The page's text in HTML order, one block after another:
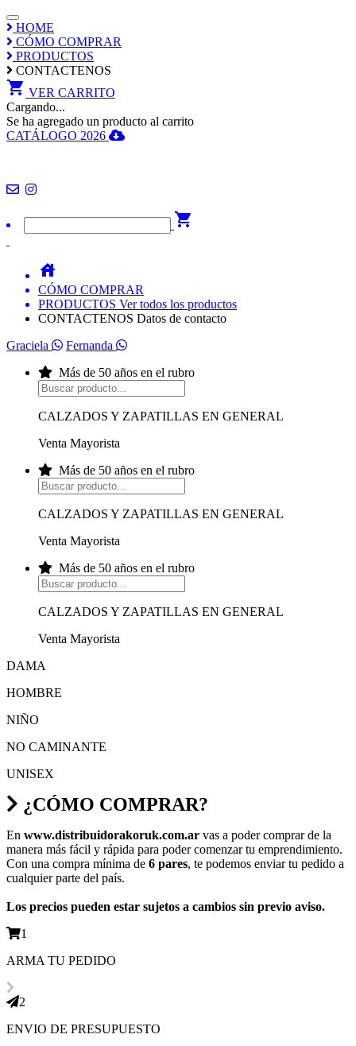
HOME
CÓMO COMPRAR
PRODUCTOS
CONTACTENOS
shopping_cart VER CARRITO
Cargando...
Se ha agregado un producto al carrito
CATÁLOGO 2026
shopping_cart
house
CÓMO COMPRAR
PRODUCTOS Ver todos los productos
CONTACTENOS Datos de contacto
Graciela
Fernanda
Más de 50 años en el rubro
CALZADOS Y ZAPATILLAS EN GENERAL
Venta Mayorista
Más de 50 años en el rubro
CALZADOS Y ZAPATILLAS EN GENERAL
Venta Mayorista
Más de 50 años en el rubro
CALZADOS Y ZAPATILLAS EN GENERAL
Venta Mayorista
DAMA
HOMBRE
NIÑO
NO CAMINANTE
UNISEX
¿CÓMO COMPRAR?
En www.distribuidorakoruk.com.ar vas a poder comprar de la
manera más fácil y rápida para poder comenzar tu emprendimiento.
Con una compra mínima de 6 pares, te podemos enviar tu pedido a
cualquier parte del país.
Los precios pueden estar sujetos a cambios sin previo aviso.
1
ARMA TU PEDIDO
2
ENVIO DE PRESUPUESTO